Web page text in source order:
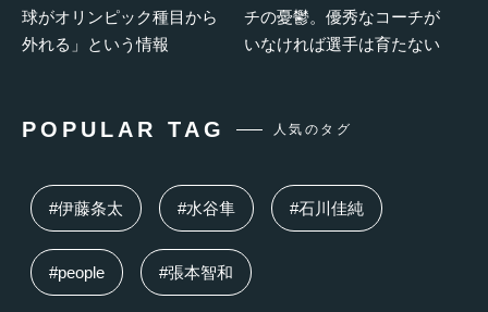
球がオリンピック種目から
外れる」という情報
チの憂鬱。優秀なコーチが
いなければ選手は育たない
POPULAR TAG 人気のタグ
#伊藤条太 #水谷隼 #石川佳純
#people #張本智和